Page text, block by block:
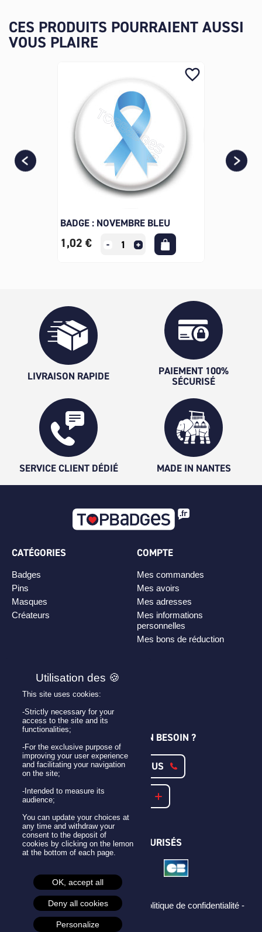
CES PRODUITS POURRAIENT AUSSI
VOUS PLAIRE
BADGE : NOVEMBRE BLEU
1,02 €
favorite_border
LIVRAISON RAPIDE
PAIEMENT 100%
SÉCURISÉ
SERVICE CLIENT DÉDIÉ MADE IN NANTES
CATÉGORIES
Badges
Pins
Masques
Créateurs
COMPTE
Mes commandes
Mes avoirs
Mes adresses
Mes informations
personnelles
Mes bons de réduction
PLAN DE SITE
Personnaliser son badge
UNE QUESTION ? UN BESOIN ?
CONTACTEZ-NOUS
NOTRE FAQ
PAIEMENTS SÉCURISÉS
Mentions légales -CGU - CGV -
Politique de confidentialité -
Cookies -
This site uses cookies:
-Strictly necessary for your
access to the site and its
functionalities;
-For the exclusive purpose of
improving your user experience
and facilitating your navigation
on the site;
-Intended to measure its
audience;
You can update your choices at
any time and withdraw your
consent to the deposit of
cookies by clicking on the lemon
at the bottom of each page.
OK, accept all
Deny all cookies
Personalize